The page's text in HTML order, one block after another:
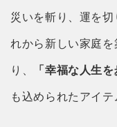
災いを斬り、運を
れから新しい家庭
り、 「幸福な人生
も込められたアイテ